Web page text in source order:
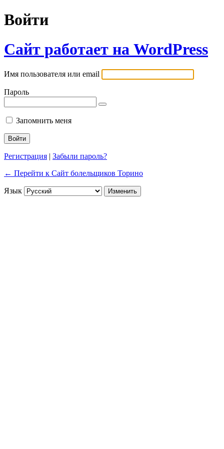
Войти
Сайт работает на WordPress
Имя пользователя или email
Пароль
Запомнить меня
Регистрация | Забыли пароль?
← Перейти к Сайт болельщиков Торино
Язык